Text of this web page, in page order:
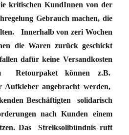
kritischen KundInnen von der
Gebrauch machen, die
Innerhalb von zeri Wochen
die Waren zurück geschickt
dafür keine Versandkosten
können z.B.
Aufkleber angebracht werden,
Beschäftigten solidarisch
nach Kunden einem
Das Streiksolibündnis ruft